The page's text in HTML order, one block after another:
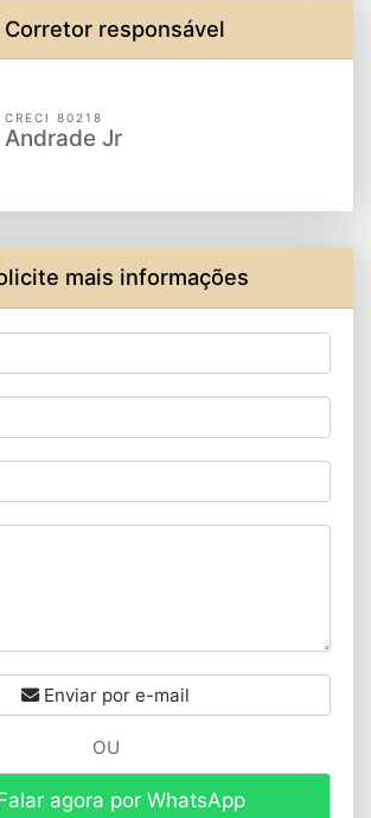
Corretor responsável
CRECI 80218
Andrade Jr
mais informações
Enviar por e-mail
OU
agora por WhatsApp